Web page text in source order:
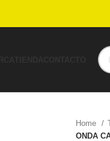
Home
ONDA